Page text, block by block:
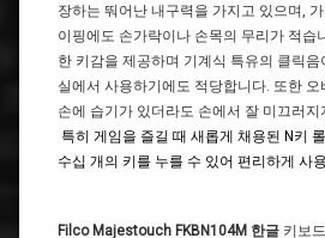
장하는 뚸어난 내구력을 가지고 있으며,
이핑에도 손가락이나 손목의 무리가 적습
한 키감을 제공하며 기계식 특유의 클릭
실에서 사용하기에도 적당합니다. 또한 오
손에 습기가 있더라도 손에서 잘 미끄러
특히 게임을 즐길 때 새롭게 채용된 N키
수십 개의 키를 누를 수 있어 편리하게 사
Filco Majestouch FKBN104M 한글 키보